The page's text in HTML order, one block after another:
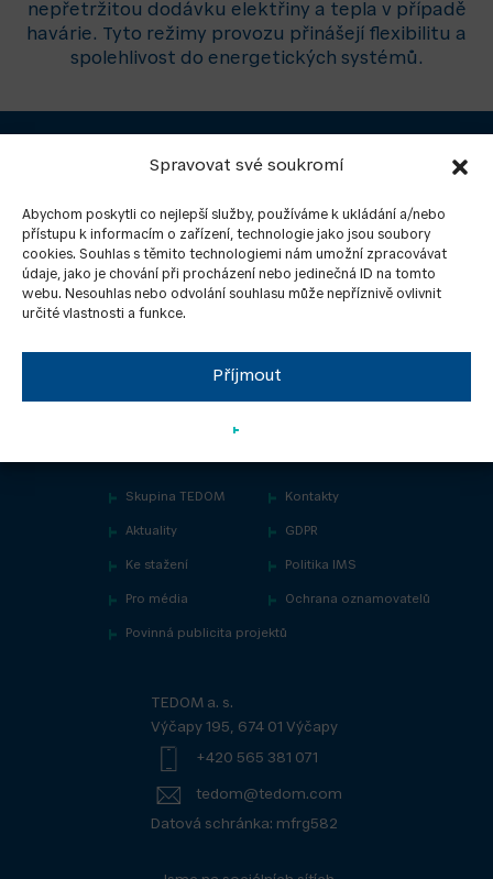
Spravovat své soukromí
Abychom poskytli co nejlepší služby, používáme k ukládání a/nebo
přístupu k informacím o zařízení, technologie jako jsou soubory
cookies. Souhlas s těmito technologiemi nám umožní zpracovávat
údaje, jako je chování při procházení nebo jedinečná ID na tomto
webu. Nesouhlas nebo odvolání souhlasu může nepříznivě ovlivnit
určité vlastnosti a funkce.
Příjmout
nepřetržitou dodávku elektřiny a tepla v případě
havárie. Tyto režimy provozu přinášejí flexibilitu a
spolehlivost do energetických systémů.
Rádi vám navrhneme řešení, napište nám.
ZASLAT DOTAZ
Skupina TEDOM Kontakty
Aktuality GDPR
Ke stažení Politika IMS
Pro média Ochrana oznamovatelů
Povinná publicita projektů
TEDOM a. s.
Výčapy 195, 674 01 Výčapy
+420 565 381 071
tedom@tedom.com
Datová schránka: mfrg582